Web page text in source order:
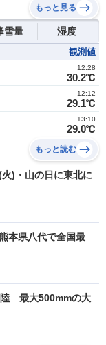
もっと見る
雪量 湿度
観測値
30.2℃
12:28
29.1℃
12:12
29.0℃
13:10
もっと読む
)・山の日に東北に
本県八代で全国最
陸 最大500mmの大